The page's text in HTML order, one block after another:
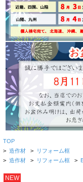
TOP
> 造作材 > リフォーム框
> 造作材 > リフォーム框 >
NEW